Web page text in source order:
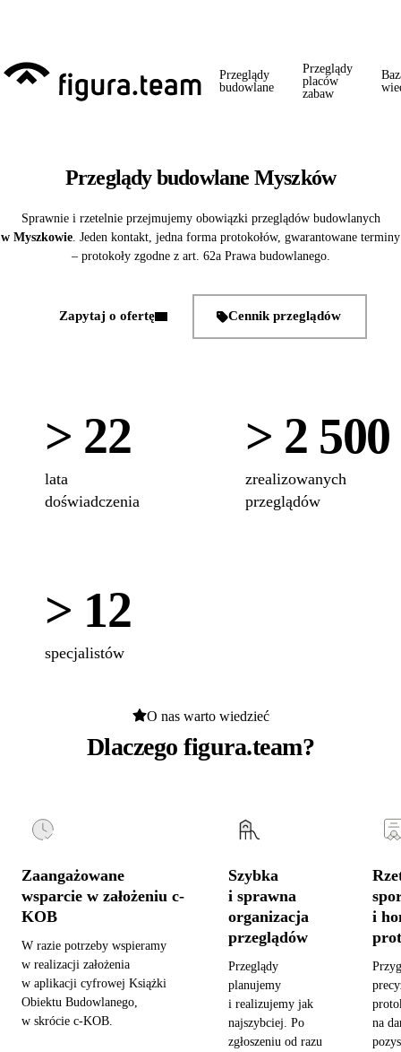
Przeglądy
budowlane
Przeglądy
placów
zabaw
Przeglądy budowlane Myszków
Sprawnie i rzetelnie przejmujemy obowiązki przeglądów budowlanych
w Myszkowie . Jeden kontakt, jedna forma protokołów, gwarantowane terminy
– protokoły zgodne z art. 62a Prawa budowlanego.
Zapytaj o ofertę Cennik przeglądów
> 22
lata
doświadczenia
> 2 500
zrealizowanych
przeglądów
> 12
specjalistów
O nas warto wiedzieć
Dlaczego figura.team?
Zaangażowane
wsparcie w założeniu c-
KOB
W razie potrzeby wspieramy
w realizacji założenia
w aplikacji cyfrowej Książki
Obiektu Budowlanego,
w skrócie c-KOB.
Szybka
i sprawna
organizacja
przeglądów
Przeglądy
planujemy
i realizujemy jak
najszybciej. Po
zgłoszeniu od razu
i
na